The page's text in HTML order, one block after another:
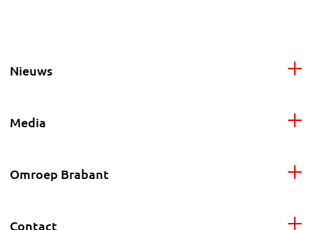
Nieuws
Media
Omroep Brabant
Contact